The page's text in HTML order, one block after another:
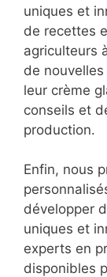
uniques et
de recettes
agriculteurs
de
leur crème
conseils et
production.
Enfin, nous
développer
uniques et
experts en
disponibles